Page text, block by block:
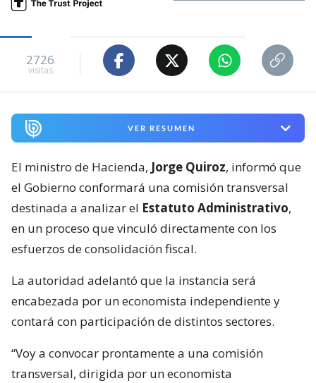
2726
visitas
VER RESUMEN
El ministro de Hacienda, Jorge Quiroz, informó que
el Gobierno conformará una comisión transversal
destinada a analizar el Estatuto Administrativo,
en un proceso que vinculó directamente con los
esfuerzos de consolidación fiscal.
La autoridad adelantó que la instancia será
encabezada por un economista independiente y
contará con participación de distintos sectores.
“Voy a convocar prontamente a una comisión
transversal, dirigida por un economista